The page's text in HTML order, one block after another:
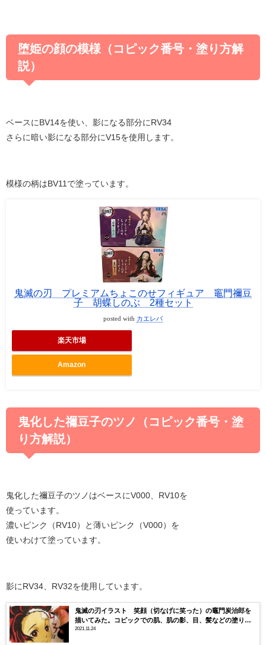
堕姫の顔の模様（コピック番号・塗り方解
説）
ベースにBV14を使い、影になる部分にRV34
さらに暗い影になる部分にV15を使用します。
模様の柄はBV11で塗っています。
鬼滅の刃 プレミアムちょこのせフィギュア 竈門禰豆
子 胡蝶しのぶ 2種セット
posted with カエレバ
楽天市場
Amazon
鬼化した禰豆子のツノ（コピック番号・塗
り方解説）
鬼化した禰豆子のツノはベースにV000、RV10を
使っています。
濃いピンク（RV10）と薄いピンク（V000）を
使いわけて塗っています。
影にRV34、RV32を使用しています。
鬼滅の刃イラスト 笑顔（切なげに笑った）の竈門炭治郎を
描いてみた。コピックでの肌、肌の影、目、髪などの塗り方
解説。炭治郎のメッシュは何色？
2021.11.24